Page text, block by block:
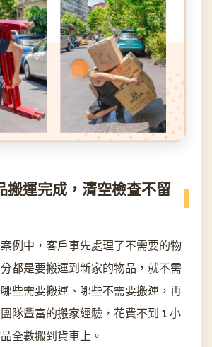
搬運完成，清空檢查不留
例中，客戶事先處理了不需要的物
都是要搬運到新家的物品，就不需
些需要搬運、哪些不需要搬運，再
隊豐富的搬家經驗，花費不到 1 小
全數搬到貨車上。